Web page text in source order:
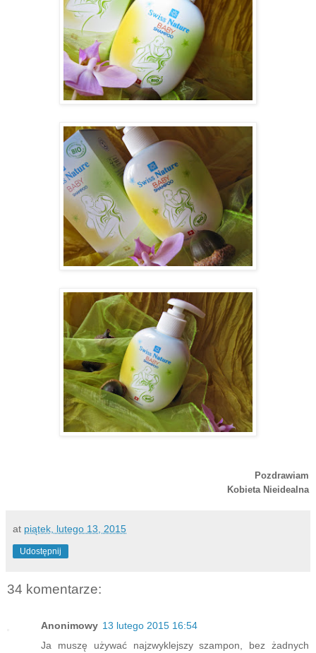
Pozdrawiam
Kobieta Nieidealna
at piątek, lutego 13, 2015
Udostępnij
34 komentarze:
Anonimowy 13 lutego 2015 16:54
Ja muszę używać najzwyklejszy szampon, bez żadnych